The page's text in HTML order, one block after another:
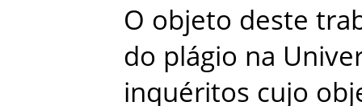
O objeto deste
do plágio na
inquéritos cujo